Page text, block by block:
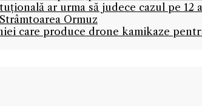
ar urma să judece cazul pe
Ormuz
care produce drone kamikaze